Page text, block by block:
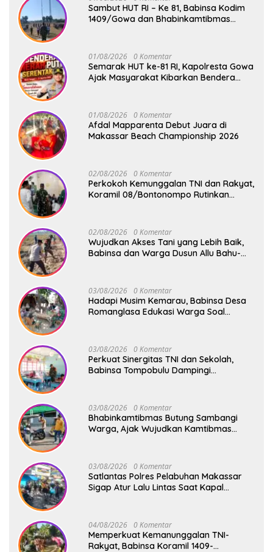
Sambut HUT RI – Ke 81, Babinsa Kodim
1409/Gowa dan Bhabinkamtibmas
01/08/2026 0 Komentar
Semarak HUT ke-81 RI, Kapolresta Gowa
Ajak Masyarakat Kibarkan Bendera
01/08/2026 0 Komentar
Afdal Mapparenta Debut Juara di
Makassar Beach Championship 2026
02/08/2026 0 Komentar
Perkokoh Kemunggalan TNI dan Rakyat,
Koramil 08/Bontonompo Rutinkan
02/08/2026 0 Komentar
Wujudkan Akses Tani yang Lebih Baik,
Babinsa dan Warga Dusun Allu Bahu-
03/08/2026 0 Komentar
Hadapi Musim Kemarau, Babinsa Desa
Romanglasa Edukasi Warga Soal
03/08/2026 0 Komentar
Perkuat Sinergitas TNI dan Sekolah,
Babinsa Tompobulu Dampingi
03/08/2026 0 Komentar
Bhabinkamtibmas Butung Sambangi
Warga, Ajak Wujudkan Kamtibmas
03/08/2026 0 Komentar
Satlantas Polres Pelabuhan Makassar
Sigap Atur Lalu Lintas Saat Kapal
04/08/2026 0 Komentar
Memperkuat Kemanunggalan TNI-
Rakyat, Babinsa Koramil 1409-